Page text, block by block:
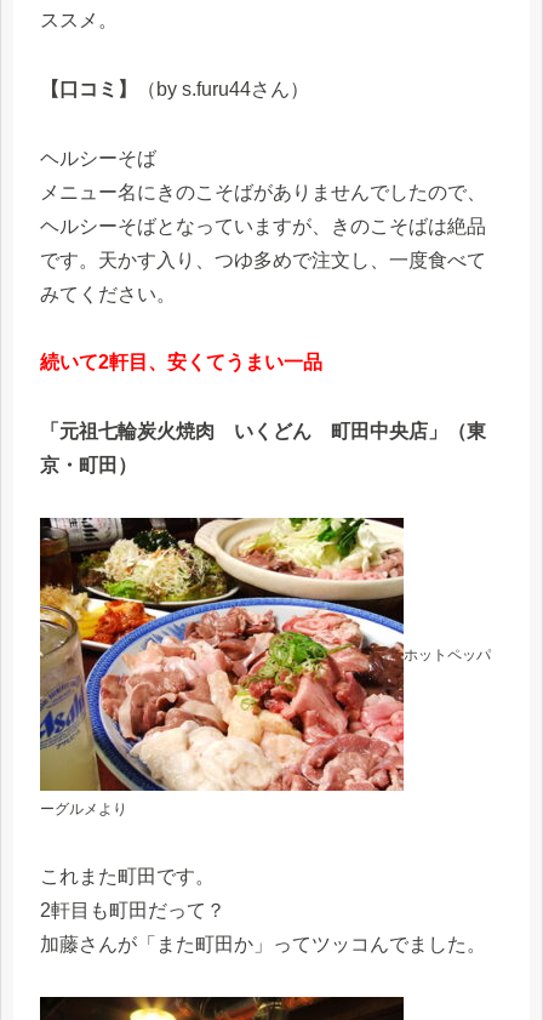
ススメ。
【口コミ】 （by s.furu44さん）
ヘルシーそば
メニュー名にきのこそばがありませんでしたので、
ヘルシーそばとなっていますが、きのこそばは絶品
です。天かす入り、つゆ多めで注文し、一度食べて
みてください。
続いて2軒目、安くてうまい一品
「元祖七輪炭火焼肉 いくどん 町田中央店」（東
京・町田）
ホットペッパ
ーグルメより
これまた町田です。
2軒目も町田だって？
加藤さんが「また町田か」ってツッコんでました。